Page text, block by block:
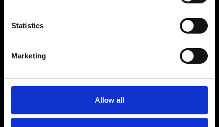
Statistics
Marketing
Allow all
regard to "D. LGS. 196/2003 Tutela
Ich möchte für den Newsletter eingeschrieben werden, um Informationen über die
Neuigkeiten von Simple Booking und über Initiativen und Produktangebote von